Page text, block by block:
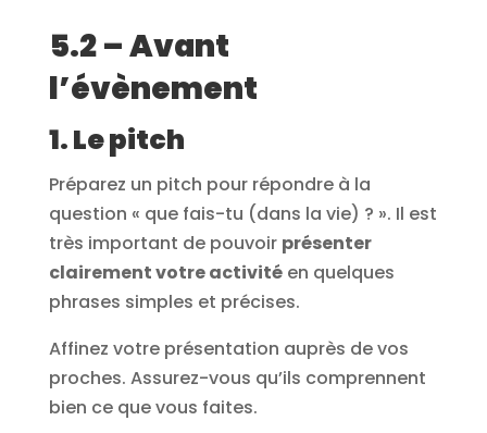
5.2 – Avant
l’évènement
1. Le pitch
Préparez un pitch pour répondre à la
question « que fais-tu (dans la vie) ? ». Il est
très important de pouvoir présenter
clairement votre activitéen quelques
phrases simples et précises.
Affinez votre présentation auprès de vos
proches. Assurez-vous qu’ils comprennent
bien ce que vous faites.